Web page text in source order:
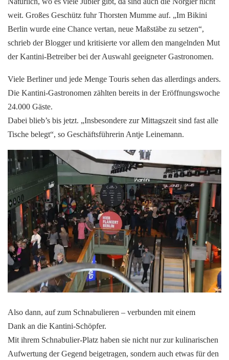
weit. Großes Geschütz fuhr Thorsten Mumme auf. „Im Bikini
Berlin wurde eine Chance vertan, neue Maßstäbe zu setzen“,
schrieb der Blogger und kritisierte vor allem den mangelnden Mut
der Kantini-Betreiber bei der Auswahl geeigneter Gastronomen.
Viele Berliner und jede Menge Touris sehen das allerdings anders.
Die Kantini-Gastronomen zählten bereits in der Eröffnungswoche
24.000 Gäste.
Dabei blieb’s bis jetzt. „Insbesondere zur Mittagszeit sind fast alle
Tische belegt“, so Geschäftsführerin Antje Leinemann.
Also dann, auf zum Schnabulieren – verbunden mit einem
Dank an die Kantini-Schöpfer.
Mit ihrem Schnabulier-Platz haben sie nicht nur zur kulinarischen
Aufwertung der Gegend beigetragen, sondern auch etwas für den